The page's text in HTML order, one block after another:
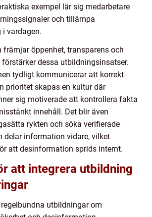
exempel lär sig medarbetare
och tillämpa
vardagen.
främjar öppenhet, transparens och
dessa utbildningsinsatser.
tydligt kommunicerar att korrekt
prioritet skapas en kultur där
sig motiverade att kontrollera fakta
innehåll. Det blir även
rykten och söka verifierade
delar information vidare, vilket
att desinformation sprids internt.
att integrera utbildning
regelbundna utbildningar om